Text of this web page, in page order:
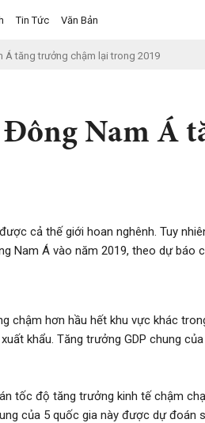
Tin Tức Văn Bản
Á tăng trưởng chậm lại trong 2019
Nam Á
cả thế giới hoan nghênh. Tuy
Nam Á vào năm 2019, theo dự báo
chậm hơn hầu hết khu vực khác
khẩu. Tăng trưởng GDP chung
tốc độ tăng trưởng kinh tế chậm
của 5 quốc gia này được dự đoán